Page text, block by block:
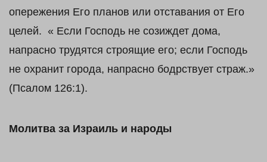
опережения Его планов или отставания от Его
целей. « Если Господь не созиждет дома,
напрасно трудятся строящие его; если Господь
не охранит города, напрасно бодрствует страж.»
(Псалом 126:1).
Молитва за Израиль и народы